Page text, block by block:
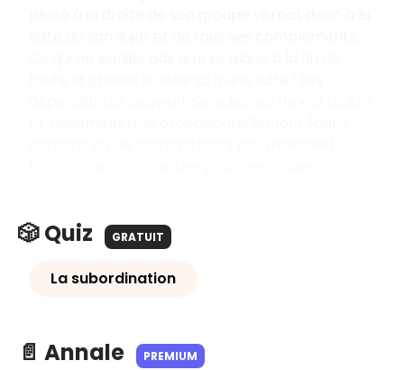
🎲 Quiz GRATUIT
La subordination
📄 Annale PREMIUM